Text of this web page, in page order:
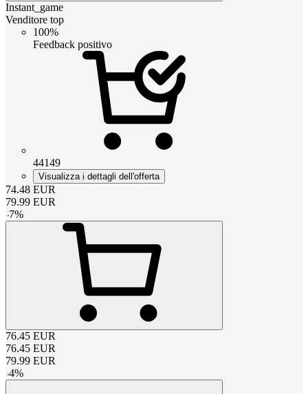
Instant_game
Venditore top
100%
Feedback positivo
44149
Visualizza i dettagli dell'offerta
74.48 EUR
79.99 EUR
-7%
76.45 EUR
76.45 EUR
79.99 EUR
-4%